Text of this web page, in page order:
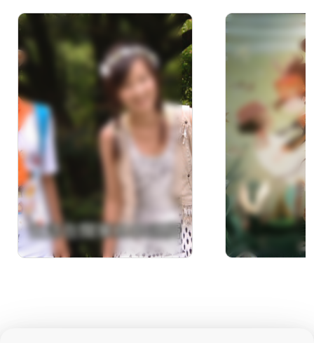
奇幻夢森林 第七集 想
飛的夢
Malo'loay